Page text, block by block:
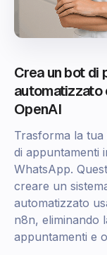
Crea un bot di
automatizzato
OpenAI
Trasforma la
di appuntamenti
WhatsApp.
creare un
automatizzato
n8n, eliminando
appuntamenti e